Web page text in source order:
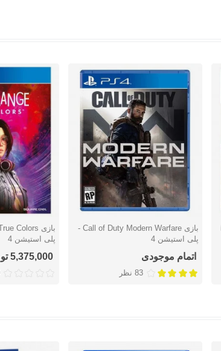
دوست داشتن
بازی Call of Duty Modern Warfare -
پلی استیشن 4
اتمام موجودی
83 نظر
دوست
پلی استیشن 4
5,375,000 تومان